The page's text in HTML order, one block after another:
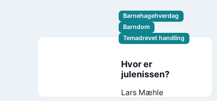
Barnehagehverdag
Barndom
Temadrevet handling
Hvor er
julenissen?
Lars Mæhle